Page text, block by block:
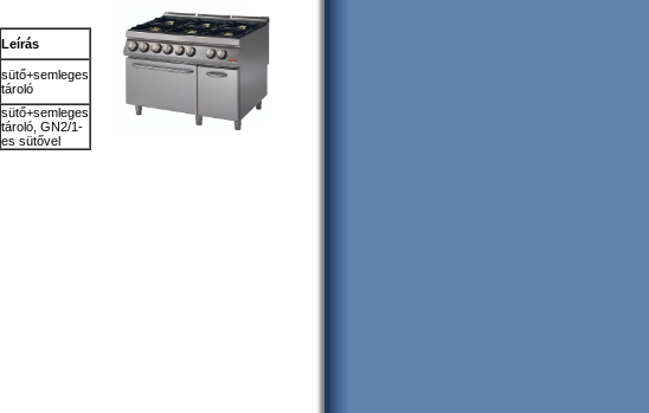
Leírás
sütő+semleges
tároló
sütő+semleges
tároló, GN2/1-
es sütővel